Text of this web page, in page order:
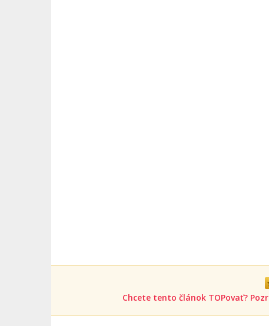
Chcete tento článok TOPovať?